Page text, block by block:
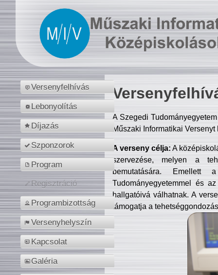
Versenyfelhívás
Lebonyolítás
Díjazás
Szponzorok
Program
Regisztráció
Programbizottság
Versenyhelyszín
Kapcsolat
Galéria
A Szegedi
Műszaki Informatikai
A verseny célja: A
szervezése, melyen a
bemutatására. Emellett
Tudományegyetemmel és
hallgatóivá válhatnak. A
támogatja a